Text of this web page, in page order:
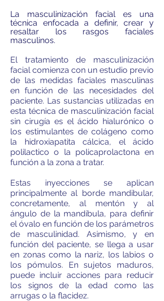
La masculinización facial es una
técnica enfocada a definir, crear y
resaltar los rasgos faciales
masculinos.
El tratamiento de masculinización
facial comienza con un estudio previo
de las medidas faciales masculinas
en función de las necesidades del
paciente. Las sustancias utilizadas en
esta técnica de masculinización facial
sin cirugía es el ácido hialurónico o
los estimulantes de colágeno como
la hidroxiapatita cálcica, el ácido
polilactico o la policaprolactona en
función a la zona a tratar.
Estas inyecciones se aplican
principalmente al borde mandibular,
concretamente, al mentón y al
ángulo de la mandíbula, para definir
el óvalo en función de los parámetros
de masculinidad. Asimismo, y en
función del paciente, se llega a usar
en zonas como la nariz, los labios o
los pómulos. En sujetos maduros,
puede incluir acciones para reducir
los signos de la edad como las
arrugas o la flacidez.